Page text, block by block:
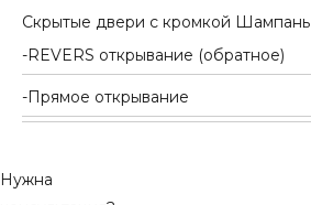
Скрытые двери с кромкой Шампань
REVERS открывание (обратное)
Прямое открывание
Нужна